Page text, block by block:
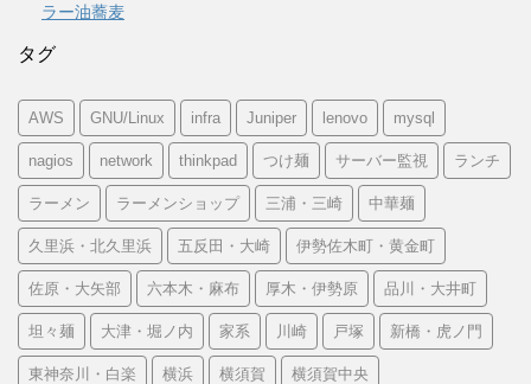
ラー油蕎麦
タグ
AWS GNU/Linux infra Juniper lenovo mysql
nagios network thinkpad つけ麺 サーバー監視 ランチ
ラーメン ラーメンショップ 三浦・三崎 中華麺
久里浜・北久里浜 五反田・大崎 伊勢佐木町・黄金町
佐原・大矢部 六本木・麻布 厚木・伊勢原 品川・大井町
坦々麺 大津・堀ノ内 家系 川崎 戸塚 新橋・虎ノ門
東神奈川・白楽 横浜 横須賀 横須賀中央